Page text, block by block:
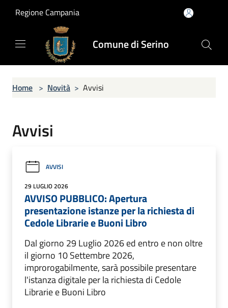
Regione Campania
Comune di Serino
Home > Novità > Avvisi
Avvisi
AVVISI
29 LUGLIO 2026
AVVISO PUBBLICO: Apertura
presentazione istanze per la richiesta di
Cedole Librarie e Buoni Libro
Dal giorno 29 Luglio 2026 ed entro e non oltre
il giorno 10 Settembre 2026,
improrogabilmente, sarà possibile presentare
l'istanza digitale per la richiesta di Cedole
Librarie e Buoni Libro